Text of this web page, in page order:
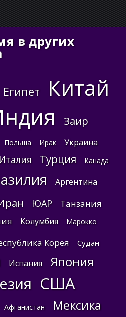
в других
Египет Китай
Заир
Польша Ирак Украина
Италия Турция Канада
Аргентина
ЮАР Танзания
Колумбия Марокко
Корея Судан
Испания Япония
США
Афганистан Мексика